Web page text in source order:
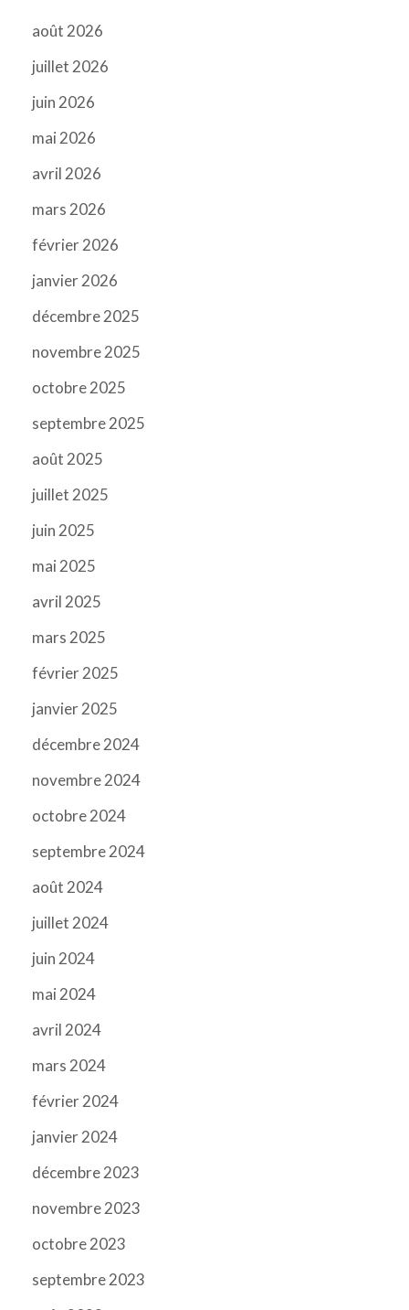
août 2026
juillet 2026
juin 2026
mai 2026
avril 2026
mars 2026
février 2026
janvier 2026
décembre 2025
novembre 2025
octobre 2025
septembre 2025
août 2025
juillet 2025
juin 2025
mai 2025
avril 2025
mars 2025
février 2025
janvier 2025
décembre 2024
novembre 2024
octobre 2024
septembre 2024
août 2024
juillet 2024
juin 2024
mai 2024
avril 2024
mars 2024
février 2024
janvier 2024
décembre 2023
novembre 2023
octobre 2023
septembre 2023